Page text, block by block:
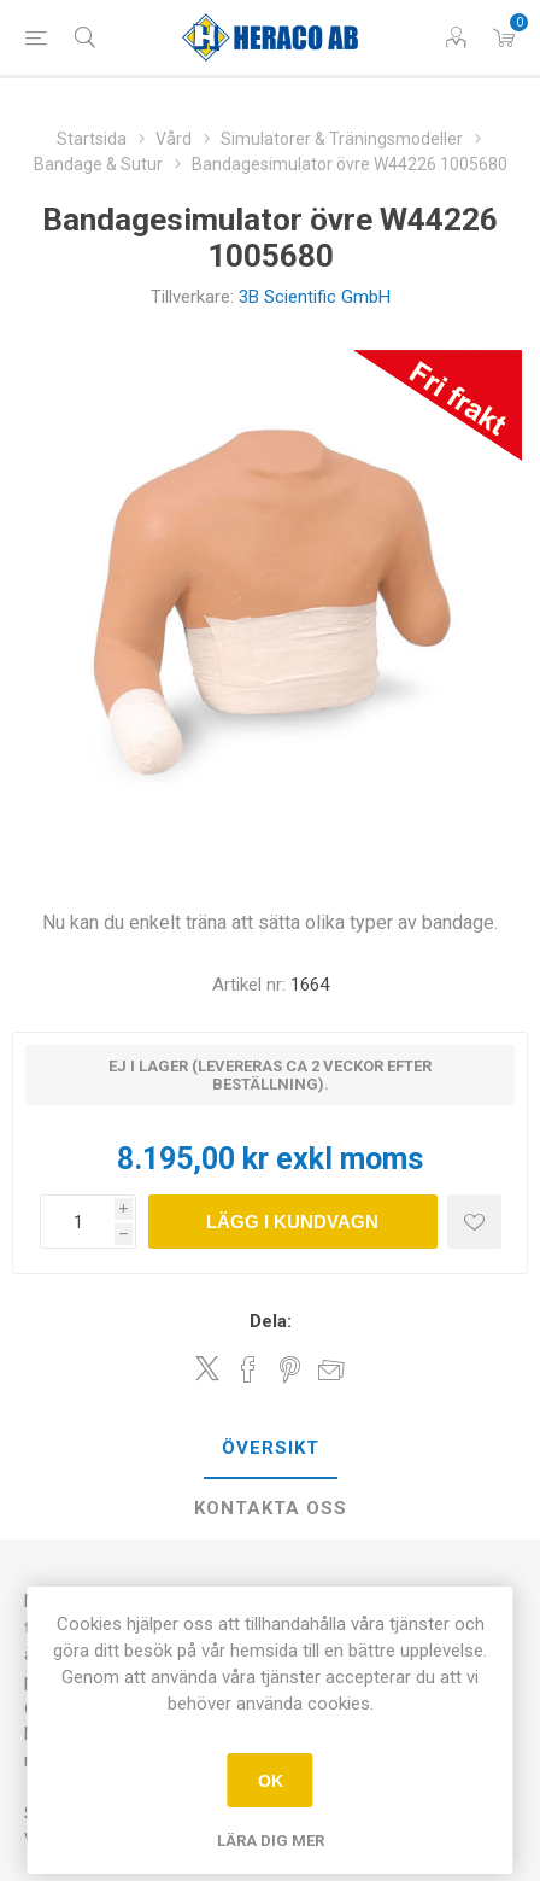
0
Startsida Vård
Simulatorer & Träningsmodeller
Bandage & Sutur
Bandagesimulator övre W44226 1005680
Bandagesimulator övre W44226
1005680
Tillverkare: 3B Scientific GmbH
Nu kan du enkelt träna att sätta olika typer av bandage.
Artikel nr: 1664
EJ I LAGER (LEVERERAS CA 2 VECKOR EFTER
BESTÄLLNING).
8.195,00 kr exkl moms
i
h
LÄGG I KUNDVAGN
Dela:
ÖVERSIKT
KONTAKTA OSS
Modell av torso med amputerade armar. Nu kan du enkelt
träna att sätta olika typer av standardbandage. Modellen kan
även användas för att demonstrera fastsättning av olika
proteser. Modellen visar torso samt armar - en är amputerad
ovanför armbågen och den andra ovanför handleden.
Materialet i modellerna är delvis kompressibelt vilket gör
modellerna mycket realistiska när man lägger bandage.
Storlek: 66x46x33cm.
Vikt: 4,6kg.
Cookies hjälper oss att tillhandahålla våra tjänster och
göra ditt besök på vår hemsida till en bättre upplevelse.
Genom att använda våra tjänster accepterar du att vi
behöver använda cookies.
OK
LÄRA DIG MER